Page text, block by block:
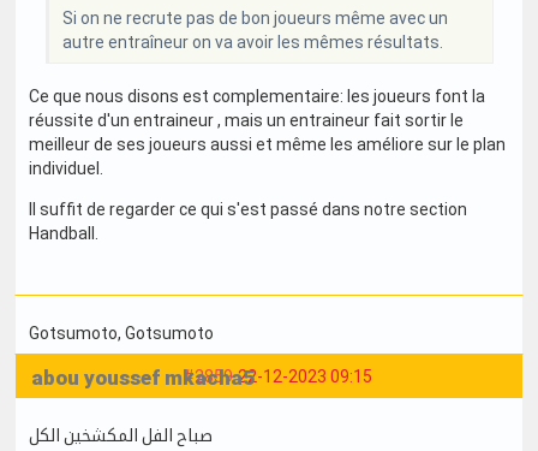
Si on ne recrute pas de bon joueurs même avec un
autre entraîneur on va avoir les mêmes résultats.
Ce que nous disons est complementaire: les joueurs font la
réussite d'un entraineur , mais un entraineur fait sortir le
meilleur de ses joueurs aussi et même les améliore sur le plan
individuel.
Il suffit de regarder ce qui s'est passé dans notre section
Handball.
Gotsumoto, Gotsumoto
#2859 22-12-2023 09:15
abou youssef mkacha5
صباح الفل المكشخين الكل